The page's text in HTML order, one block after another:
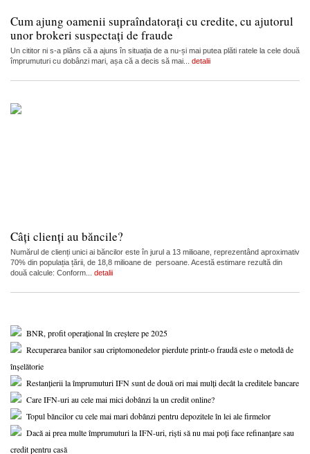
Cum ajung oamenii supraîndatorați cu credite, cu ajutorul
unor brokeri suspectați de fraude
Un cititor ni s-a plâns că a ajuns în situația de a nu-și mai putea plăti ratele la cele două
împrumuturi cu dobânzi mari, așa că a decis să mai... detalii
Câți clienți au băncile?
Numărul de clienți unici ai băncilor este în jurul a 13 milioane, reprezentând aproximativ
70% din populația țării, de 18,8 milioane de persoane. Acestă estimare rezultă din
două calcule: Conform... detalii
BNR, profit operațional în creștere pe 2025
Recuperarea banilor sau criptomonedelor pierdute printr-o fraudă este o metodă de
înșelătorie
Restanțierii la împrumuturi IFN sunt de două ori mai mulți decât la creditele bancare
Care IFN-uri au cele mai mici dobânzi la un credit online?
Topul băncilor cu cele mai mari dobânzi pentru depozitele în lei ale firmelor
Dacă ai prea multe împrumuturi la IFN-uri, riști să nu mai poți face refinanțare sau
credit pentru casă